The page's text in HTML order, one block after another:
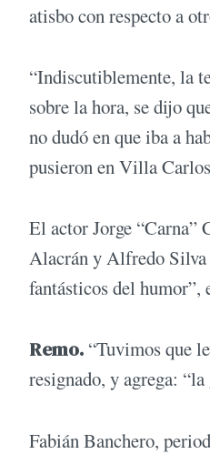
atisbo con respecto a
“Indiscutiblemente, la
sobre la hora, se dijo
no dudó en que iba a
pusieron en Villa
El actor Jorge “Carna”
Alacrán y Alfredo Silva
fantásticos del humor”,
Remo. “Tuvimos que
resignado, y agrega:
Fabián Banchero,